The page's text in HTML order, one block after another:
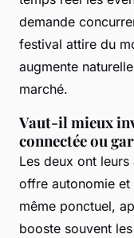
demande
festival attire du
augmente
marché.
Vaut-il mieux
connectée ou
Les deux ont
offre autonomie et
même ponctuel,
booste souvent